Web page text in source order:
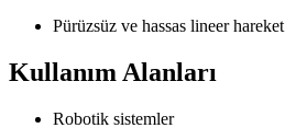
Pürüzsüz ve hassas lineer hareket
Kullanım Alanları
Robotik sistemler